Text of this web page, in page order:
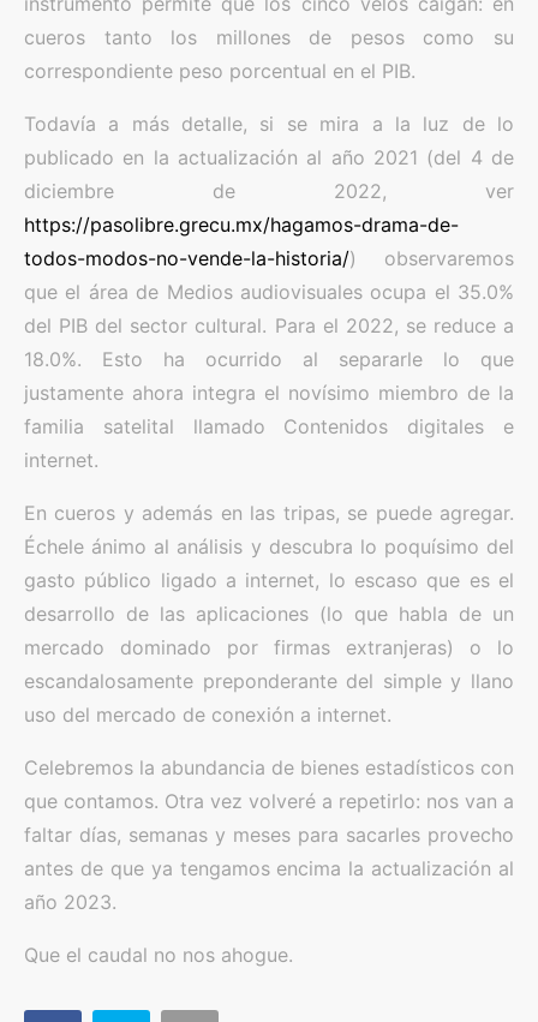
cueros tanto los millones de pesos como su
correspondiente peso porcentual en el PIB.
Todavía a más detalle, si se mira a la luz de lo
publicado en la actualización al año 2021 (del 4 de
diciembre de 2022, ver
https://pasolibre.grecu.mx/hagamos-drama-de-
todos-modos-no-vende-la-historia/) observaremos
que el área de Medios audiovisuales ocupa el 35.0%
del PIB del sector cultural. Para el 2022, se reduce a
18.0%. Esto ha ocurrido al separarle lo que
justamente ahora integra el novísimo miembro de la
familia satelital llamado Contenidos digitales e
internet.
En cueros y además en las tripas, se puede agregar.
Échele ánimo al análisis y descubra lo poquísimo del
gasto público ligado a internet, lo escaso que es el
desarrollo de las aplicaciones (lo que habla de un
mercado dominado por firmas extranjeras) o lo
escandalosamente preponderante del simple y llano
uso del mercado de conexión a internet.
Celebremos la abundancia de bienes estadísticos con
que contamos. Otra vez volveré a repetirlo: nos van a
faltar días, semanas y meses para sacarles provecho
antes de que ya tengamos encima la actualización al
año 2023.
Que el caudal no nos ahogue.